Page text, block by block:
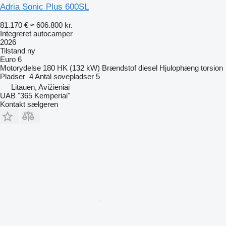
Adria Sonic Plus 600SL
81.170 € ≈ 606.800 kr.
Integreret autocamper
2026
Tilstand ny
Euro 6
Motorydelse 180 HK (132 kW) Brændstof diesel Hjulophæng torsion
Pladser 4Antal sovepladser 5
Litauen, Avižieniai
UAB "365 Kemperiai"
Kontakt sælgeren